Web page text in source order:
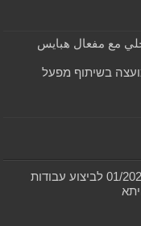
مع مفعال هبايس
בשיתוף מפעל
מכרז פומבי משותף מס’ 01/2026 לביצוע עבודות